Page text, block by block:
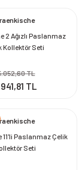
2 Ağızlı Paslanmaz
Kollektör Seti
TL
TL
Paslanmaz Çelik
Seti